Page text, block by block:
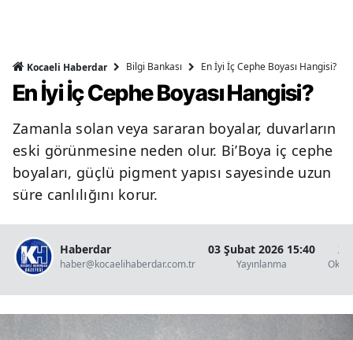
Kocaeli Haberdar Bilgi Bankası En İyi İç Cephe Boyası Hangisi?
En İyi İç Cephe Boyası Hangisi?
Zamanla solan veya sararan boyalar, duvarların
eski görünmesine neden olur. Bi’Boya iç cephe
boyaları, güçlü pigment yapısı sayesinde uzun
süre canlılığını korur.
Haberdar
haber@kocaelihaberdar.com.tr
03 Şubat 2026 15:40
Yayınlanma
2